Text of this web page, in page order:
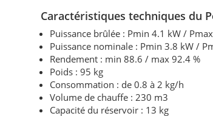
Caractéristiques techniques du
Puissance brûlée : Pmin 4.1 kW /
Puissance nominale : Pmin 3.8 kW /
Rendement : min 88.6 / max 92.4 %
Poids : 95 kg
Consommation : de 0.8 à 2 kg/h
Volume de chauffe : 230 m3
Capacité du réservoir : 13 kg